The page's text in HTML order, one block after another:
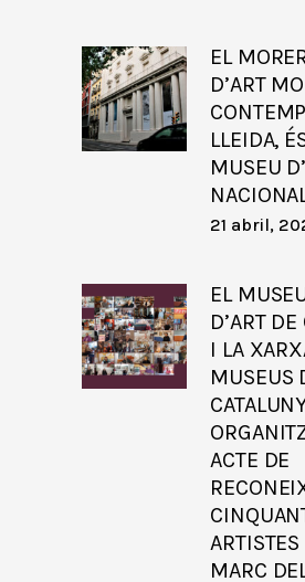
EL
D’ART
LLEIDA,
MUSEU
21 abril,
EL
D’ART
I LA
MUSEUS
ACTE DE
MARC